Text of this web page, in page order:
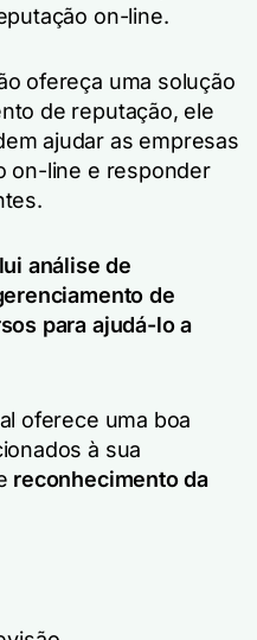
on-line.
ofereça uma solução
de reputação, ele
ajudar as empresas
on-line e responder
análise de
de
para ajudá-lo a
oferece uma boa
à sua
reconhecimento da